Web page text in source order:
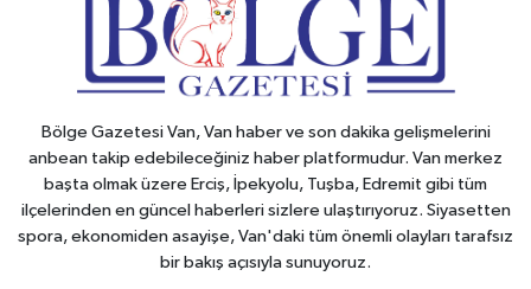
Bölge Gazetesi Van, Van haber ve son dakika gelişmelerini
anbean takip edebileceğiniz haber platformudur. Van merkez
başta olmak üzere Erciş, İpekyolu, Tuşba, Edremit gibi tüm
ilçelerinden en güncel haberleri sizlere ulaştırıyoruz. Siyasetten
spora, ekonomiden asayişe, Van'daki tüm önemli olayları tarafsız
bir bakış açısıyla sunuyoruz.